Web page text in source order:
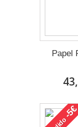
Papel
-